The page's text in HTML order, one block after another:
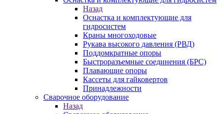
Назад
Оснастка и комплектующие для
гидросистем
Краны многоходовые
Рукава высокого давления (РВД)
Поддомкратные опоры
Быстроразъемные соединения (БРС)
Плавающие опоры
Кассеты для гайковертов
Принадлежности
Сварочное оборудование
Назад